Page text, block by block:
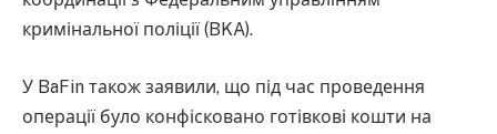
кримінальної поліції (BKA).
У BaFin також заявили, що під час проведення
операції було конфісковано готівкові кошти на